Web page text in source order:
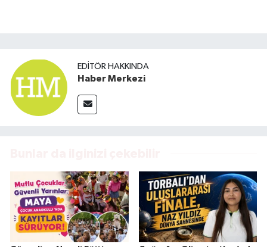
EDITÖR HAKKINDA
Haber Merkezi